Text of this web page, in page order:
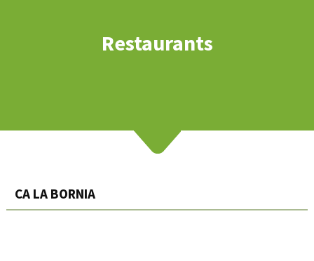
Restaurants
CA LA BORNIA